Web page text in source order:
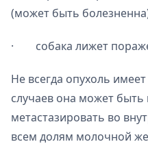
(может быть
· собака лижет
Не всегда опухоль
случаев она может
метастазировать во
всем долям молочной